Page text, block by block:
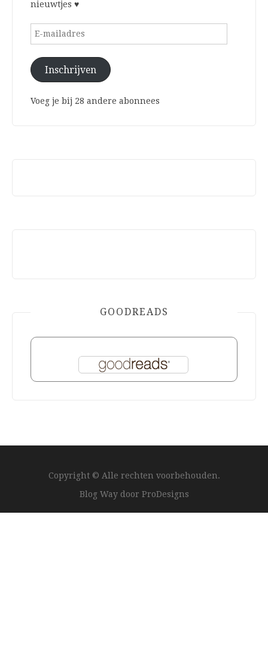
nieuwtjes ♥
E-
mailadres
Inschrijven
Voeg je bij 28 andere abonnees
GOODREADS
Copyright © Alle rechten voorbehouden.
Blog Way door ProDesigns